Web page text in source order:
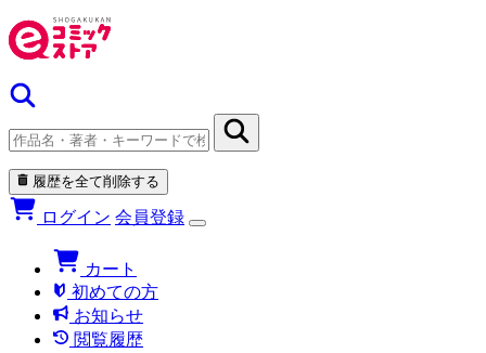
履歴を全て削除する
ログイン 会員登録
カート
初めての方
お知らせ
閲覧履歴